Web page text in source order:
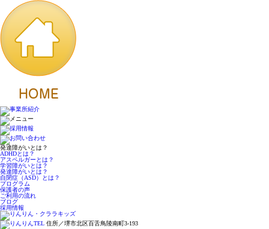
発達障がいとは？
ADHDとは？
アスペルガーとは？
学習障がいとは？
発達障がいとは？
自閉症（ASD）とは？
プログラム
保護者の声
ご利用の流れ
ブログ
採用情報
住所／堺市北区百舌鳥陵南町3-193